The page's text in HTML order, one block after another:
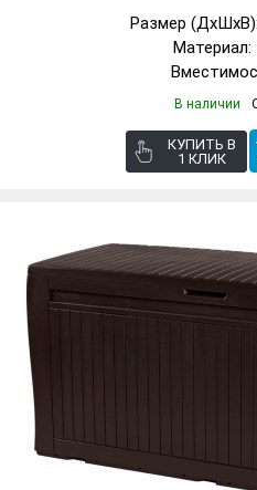
Размер
Материал:
В наличии
КУПИТЬ В
1 КЛИК